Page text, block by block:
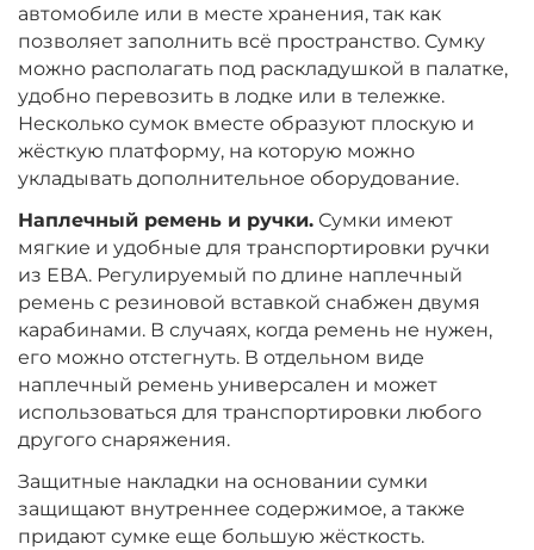
автомобиле или в месте хранения, так как
позволяет заполнить всё пространство. Сумку
можно располагать под раскладушкой в палатке,
удобно перевозить в лодке или в тележке.
Несколько сумок вместе образуют плоскую и
жёсткую платформу, на которую можно
укладывать дополнительное оборудование.
Наплечный ремень и ручки. Сумки имеют
мягкие и удобные для транспортировки ручки
из ЕВА. Регулируемый по длине наплечный
ремень с резиновой вставкой снабжен двумя
карабинами. В случаях, когда ремень не нужен,
его можно отстегнуть. В отдельном виде
наплечный ремень универсален и может
использоваться для транспортировки любого
другого снаряжения.
Защитные накладки на основании сумки
защищают внутреннее содержимое, а также
придают сумке еще большую жёсткость.